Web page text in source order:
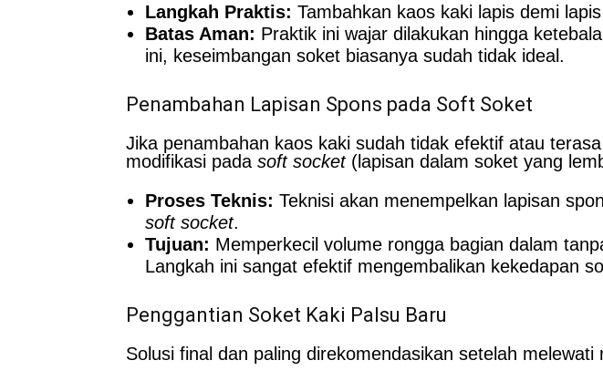
Langkah Praktis: Tambahkan kaos kaki lapis demi
Batas Aman: Praktik ini wajar dilakukan hingga
ini, keseimbangan soket biasanya sudah tidak ideal.
Penambahan Lapisan Spons pada Soft Soket
Jika penambahan kaos kaki sudah tidak efektif atau
modifikasi pada soft socket(lapisan dalam soket yang
Proses Teknis: Teknisi akan menempelkan lapisan
soft socket.
Tujuan: Memperkecil volume rongga bagian dalam
Langkah ini sangat efektif mengembalikan kekedapan
Penggantian Soket Kaki Palsu Baru
Solusi final dan paling direkomendasikan setelah